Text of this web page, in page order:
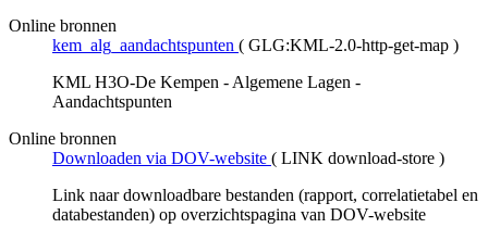
Online bronnen
kem_alg_aandachtspunten ( GLG:KML-2.0-http-get-map )
KML H3O-De Kempen - Algemene Lagen -
Aandachtspunten
Online bronnen
Downloaden via DOV-website ( LINK download-store )
Link naar downloadbare bestanden (rapport, correlatietabel en
databestanden) op overzichtspagina van DOV-website